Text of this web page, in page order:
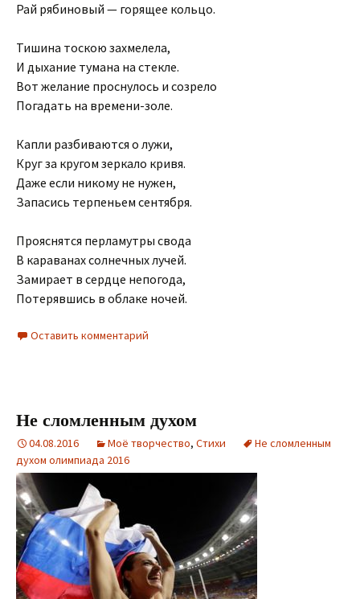
Рай рябиновый — горящее кольцо.
Тишина тоскою захмелела,
И дыхание тумана на стекле.
Вот желание проснулось и созрело
Погадать на времени-золе.
Капли разбиваются о лужи,
Круг за кругом зеркало кривя.
Даже если никому не нужен,
Запасись терпеньем сентября.
Прояснятся перламутры свода
В караванах солнечных лучей.
Замирает в сердце непогода,
Потерявшись в облаке ночей.
Оставить комментарий
Не сломленным духом
04.08.2016 Моё творчество, Стихи
Не сломленным
духом олимпиада 2016